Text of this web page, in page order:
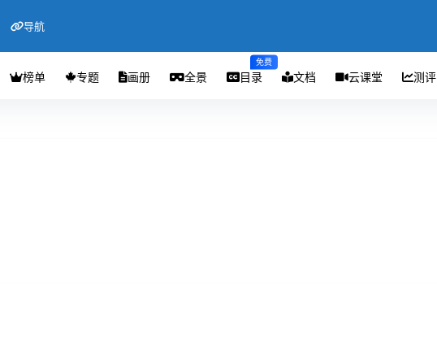
导航
榜单 专题 画册 全景 目录
免费
文档 云课堂 测评